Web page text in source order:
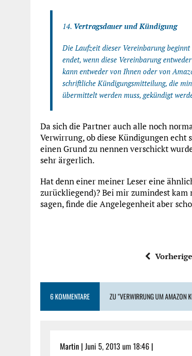
14. Vertragsdauer und Kündigung
Die Laufzeit dieser Vereinbarung
endet, wenn diese Vereinbarung
kann entweder von Ihnen oder von
schriftliche Kündigungsmitteilung, die
übermittelt werden muss, gekündigt
Da sich die Partner auch alle noch
Verwirrung, ob diese Kündigungen echt
einen Grund zu nennen verschickt
sehr ärgerlich.
Hat denn einer meiner Leser eine
zurückliegend)? Bei mir zumindest
sagen, finde die Angelegenheit aber
6 KOMMENTARE ZU "VERWIRRUNG UM AMAZON
Martin | Juni 5, 2013 um 18:46 |